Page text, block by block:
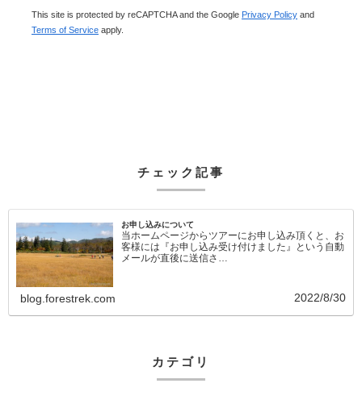
This site is protected by reCAPTCHA and the Google Privacy Policy and
Terms of Service apply.
チェック記事
お申し込みについて
当ホームページからツアーにお申し込み頂くと、お
客様には『お申し込み受け付けました』という自動
メールが直後に送信さ…
blog.forestrek.com 2022/8/30
カテゴリ